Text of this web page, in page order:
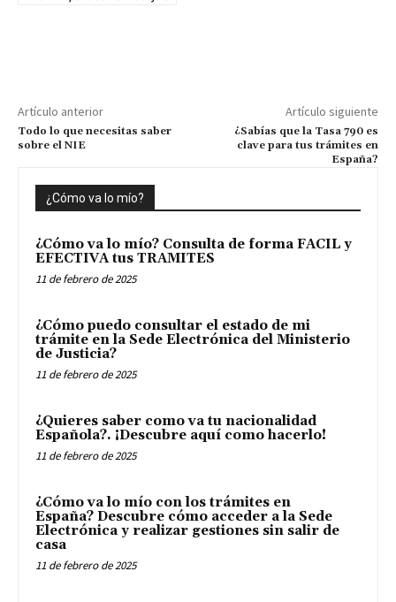
Artículo anterior
Todo lo que necesitas saber
sobre el NIE
Artículo siguiente
¿Sabías que la Tasa 790 es
clave para tus trámites en
España?
¿Cómo va lo mío?
¿Cómo va lo mío? Consulta de forma FACIL y
EFECTIVA tus TRAMITES
11 de febrero de 2025
¿Cómo puedo consultar el estado de mi
trámite en la Sede Electrónica del Ministerio
de Justicia?
11 de febrero de 2025
¿Quieres saber como va tu nacionalidad
Española?. ¡Descubre aquí como hacerlo!
11 de febrero de 2025
¿Cómo va lo mío con los trámites en
España? Descubre cómo acceder a la Sede
Electrónica y realizar gestiones sin salir de
casa
11 de febrero de 2025